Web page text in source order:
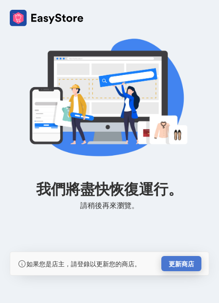
我們將盡快恢復運行。
請稍後再來瀏覽。
如果您是店主，請登錄以更新您的商店。 更新商店